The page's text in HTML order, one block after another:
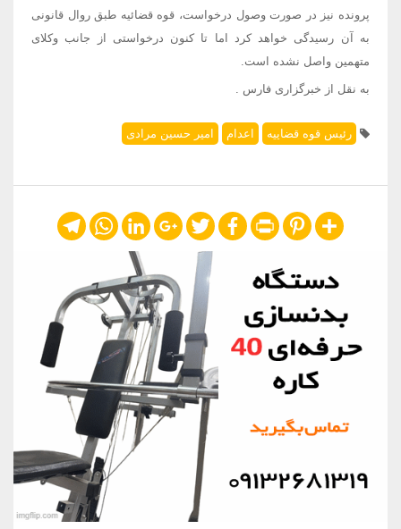
پرونده نیز در صورت وصول درخواست، قوه قضائیه طبق روال قانونی
به آن رسیدگی خواهد کرد اما تا کنون درخواستی از جانب وکلای
متهمین واصل نشده است.
به نقل از خبرگزاری فارس .
رئیس قوه قضاییه اعدام امیر حسین مرادی
Share
Pinterest
Print
Facebook
Twitter
Google+
LinkedIn
WhatsApp
Telegram